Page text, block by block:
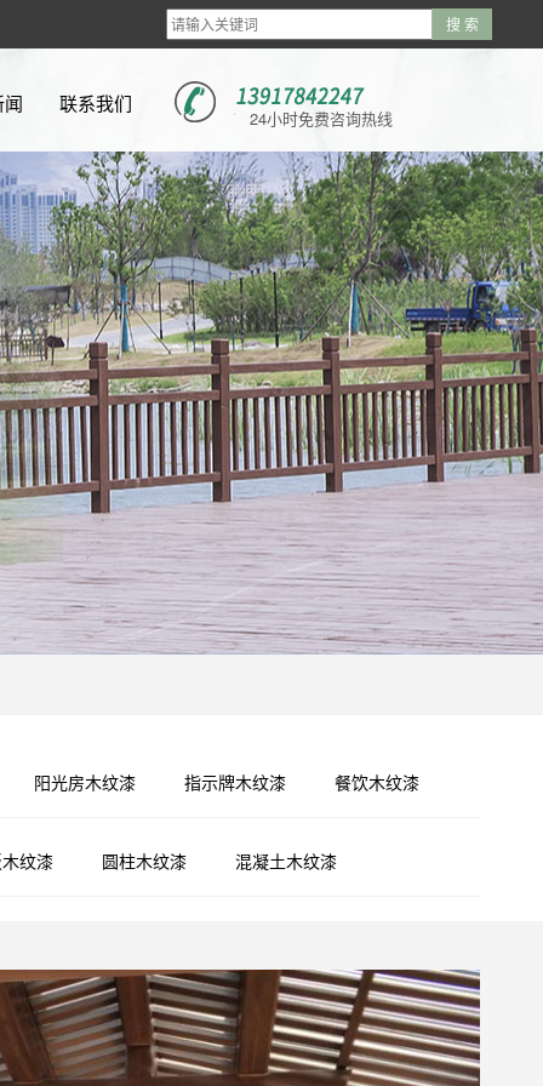
闻
题
频
联系我们
24小时免费咨询热线
阳光房木纹漆 指示牌木纹漆 餐饮木纹漆
纹漆 圆柱木纹漆 混凝土木纹漆